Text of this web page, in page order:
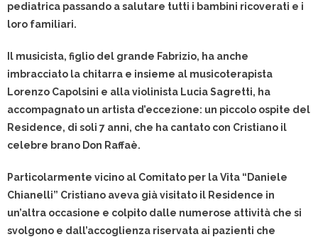
pediatrica passando a salutare tutti i bambini ricoverati e i
loro familiari.
Il musicista, figlio del grande Fabrizio, ha anche
imbracciato la chitarra e insieme al musicoterapista
Lorenzo Capolsini e alla violinista Lucia Sagretti, ha
accompagnato un artista d’eccezione: un piccolo ospite del
Residence, di soli 7 anni, che ha cantato con Cristiano il
celebre brano Don Raffaè.
Particolarmente vicino al Comitato per la Vita “Daniele
Chianelli” Cristiano aveva già visitato il Residence in
un’altra occasione e colpito dalle numerose attività che si
svolgono e dall’accoglienza riservata ai pazienti che